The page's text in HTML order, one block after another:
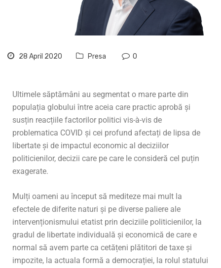
28 April 2020 Presa 0
Ultimele săptămâni au segmentat o mare parte din
populația globului între aceia care practic aprobă și
susțin reacțiile factorilor politici vis-à-vis de
problematica COVID și cei profund afectați de lipsa de
libertate și de impactul economic al deciziilor
politicienilor, decizii care pe care le consideră cel puțin
exagerate.
Mulți oameni au început să mediteze mai mult la
efectele de diferite naturi și pe diverse paliere ale
intervenționismului etatist prin deciziile politicienilor, la
gradul de libertate individuală și economică de care e
normal să avem parte ca cetățeni plătitori de taxe și
impozite, la actuala formă a democrației, la rolul statului